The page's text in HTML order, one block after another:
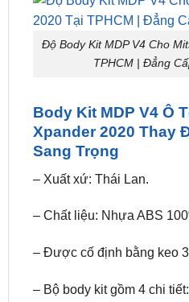
Xe Mitsubishi
TPHCM
Độ Body Kit MDP V4 Cho
TPHCM | Đẳng
Body Kit MDP V4 Ô
Sang Trọng
– Xuất xứ: Thái Lan.
– Chất liệu: Nhựa ABS